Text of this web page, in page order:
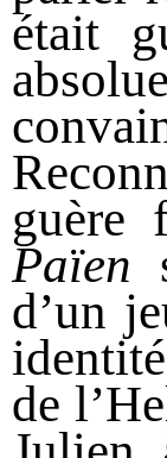
était
guère
Païen
d’un
de